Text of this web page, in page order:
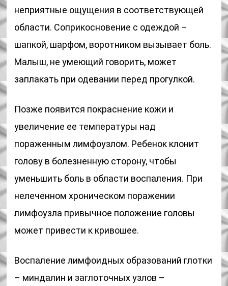
неприятные ощущения в соответствующей
области. Соприкосновение с одеждой –
шапкой, шарфом, воротником вызывает боль.
Малыш, не умеющий говорить, может
заплакать при одевании перед прогулкой.
Позже появится покраснение кожи и
увеличение ее температуры над
пораженным лимфоузлом. Ребенок клонит
голову в болезненную сторону, чтобы
уменьшить боль в области воспаления. При
нелеченном хроническом поражении
лимфоузла привычное положение головы
может привести к кривошее.
Воспаление лимфоидных образований глотки
– миндалин и заглоточных узлов –